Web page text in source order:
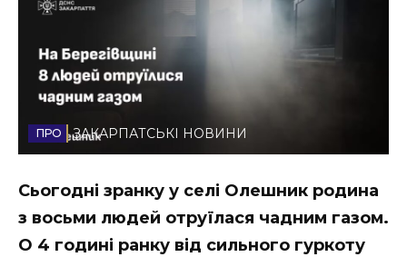
Політика
Соціум
Спорт
Стиль життя
Втрачений Ужгород (відеоверсія)
ЗАКАРПАТСЬКІ НОВИНИ
Сьогодні зранку у селі Олешник родина
з восьми людей отруїлася чадним газом.
О 4 годині ранку від сильного гуркоту